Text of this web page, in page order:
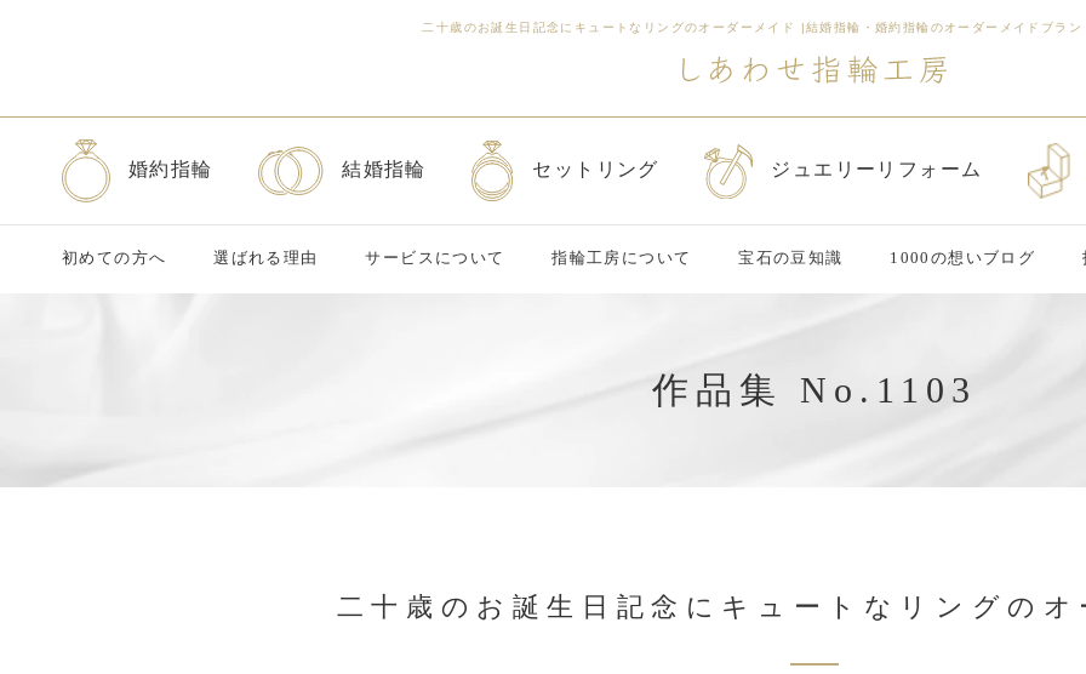
二十歳のお誕生日記念にキュートなリングのオーダーメイド |結婚指輪・婚約指輪のオーダーメイドブラ
婚約指輪 結婚指輪 セットリング ジュエリーリフォーム
初めての方へ 選ばれる理由 サービスについて 指輪工房について 宝石の豆知識 1000の想いブログ
作品集 No.1103
二十歳のお誕生日記念にキュートなリングの